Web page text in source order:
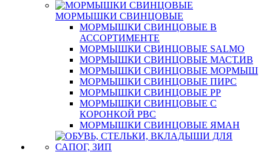
МОРМЫШКИ СВИНЦОВЫЕ
МОРМЫШКИ СВИНЦОВЫЕ В
АССОРТИМЕНТЕ
МОРМЫШКИ СВИНЦОВЫЕ SALMO
МОРМЫШКИ СВИНЦОВЫЕ МАСТ.ИВ
МОРМЫШКИ СВИНЦОВЫЕ МОРМЫШ
МОРМЫШКИ СВИНЦОВЫЕ ПИРС
МОРМЫШКИ СВИНЦОВЫЕ РР
МОРМЫШКИ СВИНЦОВЫЕ С
КОРОНКОЙ РВС
МОРМЫШКИ СВИНЦОВЫЕ ЯМАН